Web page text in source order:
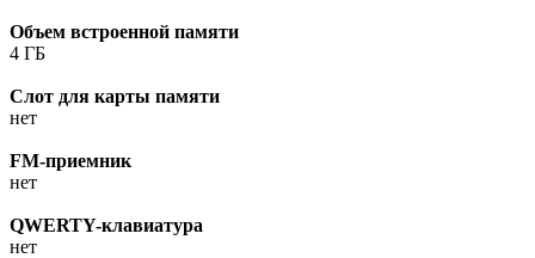
Объем встроенной памяти
4 ГБ
Слот для карты памяти
нет
FM-приемник
нет
QWERTY-клавиатура
нет